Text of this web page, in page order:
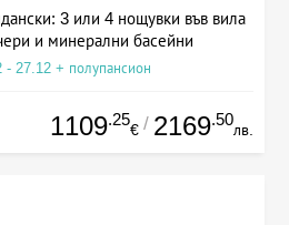
3 или 4 нощувки във вила
и минерални басейни
- 27.12 + полупансион
1109.25
€ / 2169.50
лв.